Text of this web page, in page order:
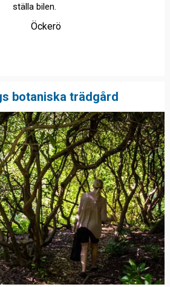
ställa bilen.
Öckerö
botaniska trädgård